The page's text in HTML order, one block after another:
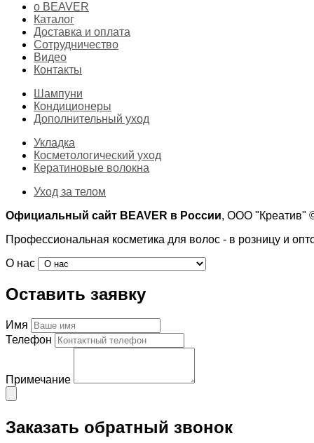
о BEAVER
Каталог
Доставка и оплата
Сотрудничество
Видео
Контакты
Шампуни
Кондиционеры
Дополнительный уход
Укладка
Косметологический уход
Кератиновые волокна
Уход за телом
Официальный сайт BEAVER в России, ООО "Креатив"
Профессиональная косметика для волос - в розницу и
О нас
Оставить заявку
Имя
Телефон
Примечание
Заказать обратный звонок